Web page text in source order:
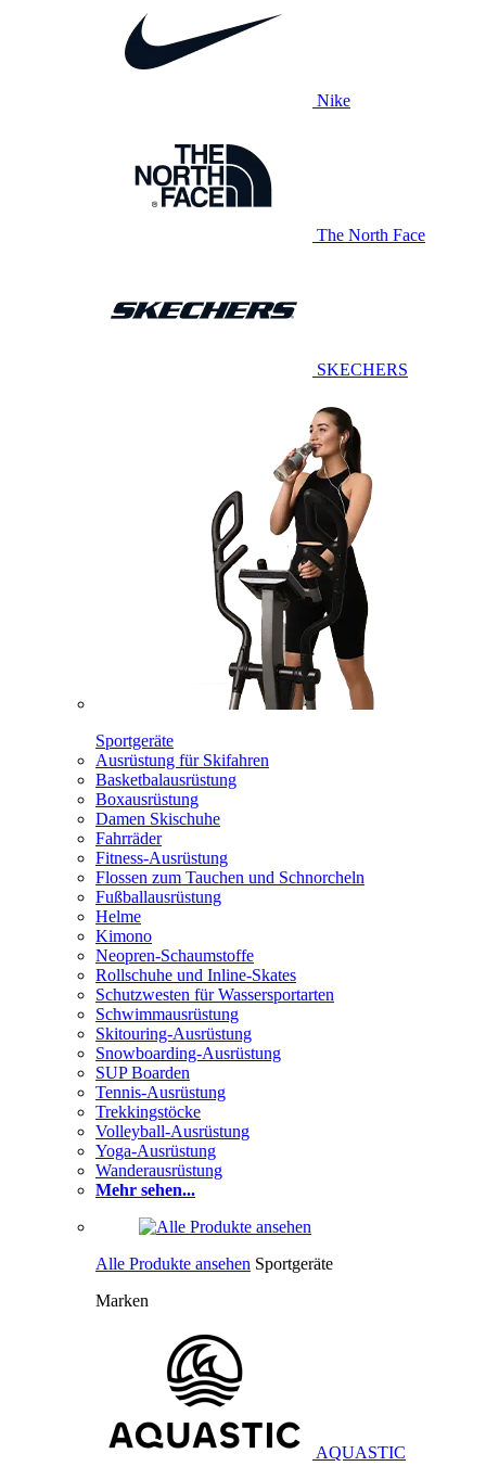
Nike
The North Face
SKECHERS
Sportgeräte
Ausrüstung für Skifahren
Basketbalausrüstung
Boxausrüstung
Damen Skischuhe
Fahrräder
Fitness-Ausrüstung
Flossen zum Tauchen und Schnorcheln
Fußballausrüstung
Helme
Kimono
Neopren-Schaumstoffe
Rollschuhe und Inline-Skates
Schutzwesten für Wassersportarten
Schwimmausrüstung
Skitouring-Ausrüstung
Snowboarding-Ausrüstung
SUP Boarden
Tennis-Ausrüstung
Trekkingstöcke
Volleyball-Ausrüstung
Yoga-Ausrüstung
Wanderausrüstung
Mehr sehen...
Alle Produkte ansehen Sportgeräte
Marken
AQUASTIC